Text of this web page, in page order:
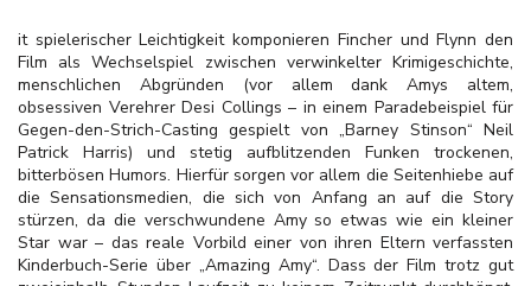
it spielerischer Leichtigkeit komponieren Fincher und Flynn den
Film als Wechselspiel zwischen verwinkelter Krimigeschichte,
menschlichen Abgründen (vor allem dank Amys altem,
obsessiven Verehrer Desi Collings – in einem Paradebeispiel für
Gegen-den-Strich-Casting gespielt von „Barney Stinson“ Neil
Patrick Harris) und stetig aufblitzenden Funken trockenen,
bitterbösen Humors. Hierfür sorgen vor allem die Seitenhiebe auf
die Sensationsmedien, die sich von Anfang an auf die Story
stürzen, da die verschwundene Amy so etwas wie ein kleiner
Star war – das reale Vorbild einer von ihren Eltern verfassten
Kinderbuch-Serie über „Amazing Amy“. Dass der Film trotz gut